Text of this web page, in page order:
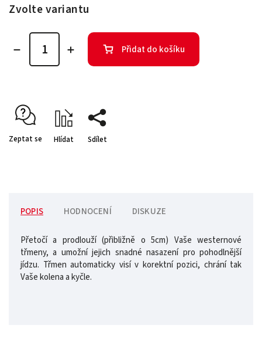
Zvolte variantu
Přidat do košíku
Zeptat se Hlídat Sdílet
POPIS HODNOCENÍ DISKUZE
Přetočí a prodlouží (přibližně o 5cm) Vaše westernové
třmeny, a umožní jejich snadné nasazení pro pohodlnější
jídzu. Třmen automaticky visí v korektní pozici, chrání tak
Vaše kolena a kyčle.